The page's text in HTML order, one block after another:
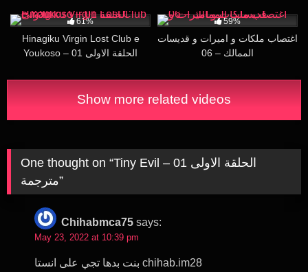
61%
Hinagiku Virgin Lost Club e
Youkoso – 01 الحلقة الاولى
59%
اغتصاب ملكات و اميرات و قديسات
الممالك – 06
Show more related videos
One thought on “Tiny Evil – 01 الحلقة الاولى
مترجمة”
Chihabmca75 says:
May 23, 2022 at 10:39 pm
بنت بدها تجي على انستا chihab.im28